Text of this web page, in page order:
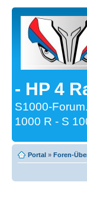
- HP 4
S1000-
1000 R - S
Portal » Foren-